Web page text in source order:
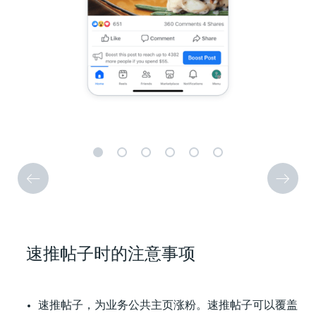
速推帖子时的注意事项
速推帖子，为业务公共主页涨粉。速推帖子可以覆盖